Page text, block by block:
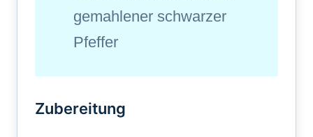
gemahlener schwarzer
Pfeffer
Zubereitung